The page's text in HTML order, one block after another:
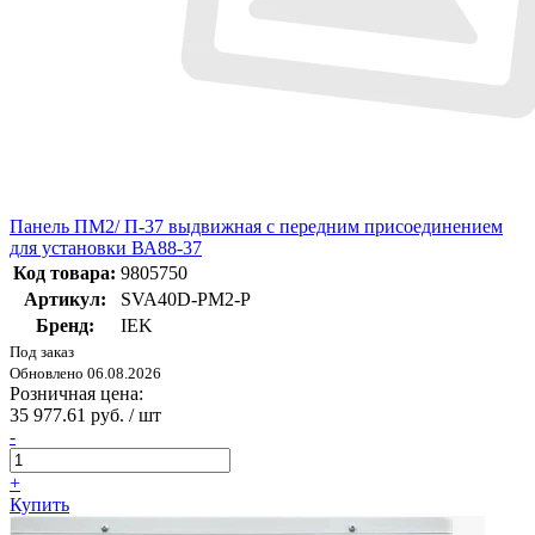
Панель ПМ2/ П-37 выдвижная с передним присоединением
для установки ВА88-37
Код товара: 9805750
Артикул:
SVA40D-PM2-P
Бренд:
IEK
Под заказ
Обновлено 06.08.2026
Розничная цена:
35 977.61 руб. / шт
-
+
Купить